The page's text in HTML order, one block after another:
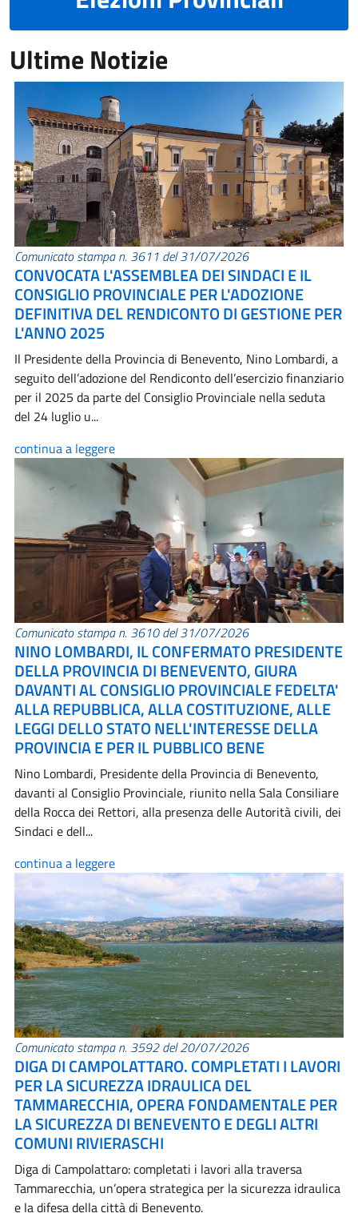
Ultime Notizie
Comunicato stampa n. 3611 del 31/07/2026
CONVOCATA L'ASSEMBLEA DEI SINDACI E IL
CONSIGLIO PROVINCIALE PER L'ADOZIONE
DEFINITIVA DEL RENDICONTO DI GESTIONE PER
L'ANNO 2025
Il Presidente della Provincia di Benevento, Nino Lombardi, a
seguito dell’adozione del Rendiconto dell’esercizio finanziario
per il 2025 da parte del Consiglio Provinciale nella seduta
del 24 luglio u...
continua a leggere
Comunicato stampa n. 3610 del 31/07/2026
NINO LOMBARDI, IL CONFERMATO PRESIDENTE
DELLA PROVINCIA DI BENEVENTO, GIURA
DAVANTI AL CONSIGLIO PROVINCIALE FEDELTA'
ALLA REPUBBLICA, ALLA COSTITUZIONE, ALLE
LEGGI DELLO STATO NELL'INTERESSE DELLA
PROVINCIA E PER IL PUBBLICO BENE
Nino Lombardi, Presidente della Provincia di Benevento,
davanti al Consiglio Provinciale, riunito nella Sala Consiliare
della Rocca dei Rettori, alla presenza delle Autorità civili, dei
Sindaci e dell...
continua a leggere
Comunicato stampa n. 3592 del 20/07/2026
DIGA DI CAMPOLATTARO. COMPLETATI I LAVORI
PER LA SICUREZZA IDRAULICA DEL
TAMMARECCHIA, OPERA FONDAMENTALE PER
LA SICUREZZA DI BENEVENTO E DEGLI ALTRI
COMUNI RIVIERASCHI
Diga di Campolattaro: completati i lavori alla traversa
Tammarecchia, un’opera strategica per la sicurezza idraulica
e la difesa della città di Benevento.